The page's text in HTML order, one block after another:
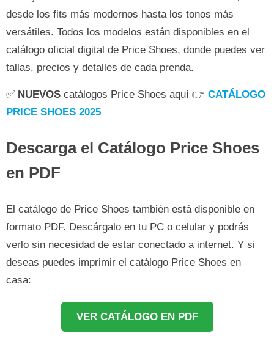
desde los fits más modernos hasta los tonos más
versátiles. Todos los modelos están disponibles en el
catálogo oficial digital de Price Shoes, donde puedes ver
tallas, precios y detalles de cada prenda.
✅ NUEVOS catálogos Price Shoes aquí 👉 CATÁLOGO
PRICE SHOES 2025
Descarga el Catálogo Price Shoes
en PDF
El catálogo de Price Shoes también está disponible en
formato PDF. Descárgalo en tu PC o celular y podrás
verlo sin necesidad de estar conectado a internet. Y si
deseas puedes imprimir el catálogo Price Shoes en
casa:
VER CATÁLOGO EN PDF